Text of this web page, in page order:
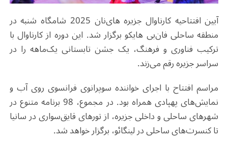
آیین افتتاحیه کارناوال جزیره های‌نان 2025 شامگاه شنبه در
منطقه ساحلی فان‌بی هایکو برگزار شد. این دوره از کارناوال با
ترکیب فناوری و فرهنگ، یک جشن تابستانی یک‌ماهه را در
سراسر جزیره رقم می‌زند.
مراسم افتتاح با اجرای خواننده سوپرانوی فرانسوی روی آب و
نمایش‌های پهپادی همراه بود. در مجموع، 98 برنامه متنوع در
شهرهای ساحلی و داخلی جزیره، از تورهای قایق‌سواری در سانیا
تا کنسرت‌های ساحلی در لینگائو، برگزار خواهد شد.